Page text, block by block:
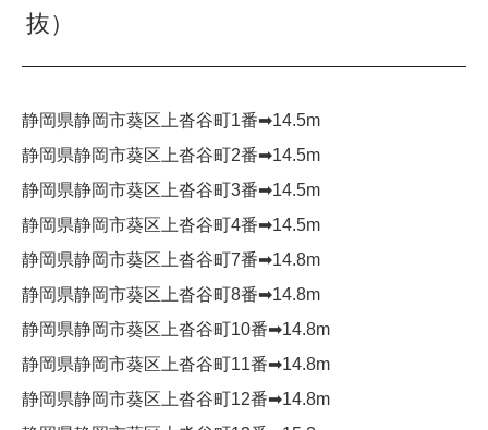
抜）
静岡県静岡市葵区上沓谷町1番➡︎14.5m
静岡県静岡市葵区上沓谷町2番➡︎14.5m
静岡県静岡市葵区上沓谷町3番➡︎14.5m
静岡県静岡市葵区上沓谷町4番➡︎14.5m
静岡県静岡市葵区上沓谷町7番➡︎14.8m
静岡県静岡市葵区上沓谷町8番➡︎14.8m
静岡県静岡市葵区上沓谷町10番➡︎14.8m
静岡県静岡市葵区上沓谷町11番➡︎14.8m
静岡県静岡市葵区上沓谷町12番➡︎14.8m